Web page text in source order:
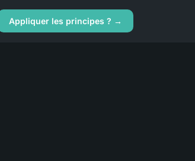
Appliquer les principes ? →